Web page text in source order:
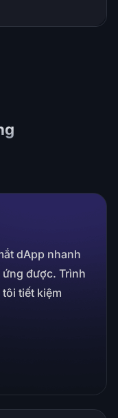
dApp nhanh
được. Trình
tiết kiệm